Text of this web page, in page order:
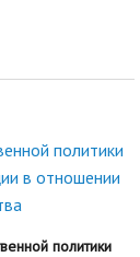
политики
в отношении
политики